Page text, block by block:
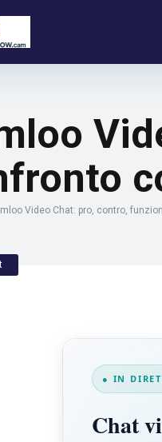
Video Chat: pro, contro,
● IN
Chat